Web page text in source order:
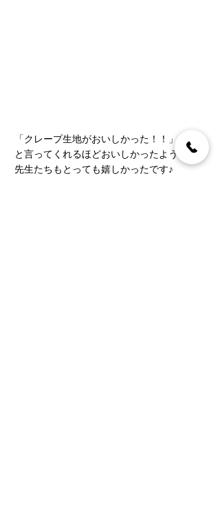
「クレープ生地がおいしかった！！」
と言ってくれるほどおいしかったようで
先生たちもとっても嬉しかったです♪